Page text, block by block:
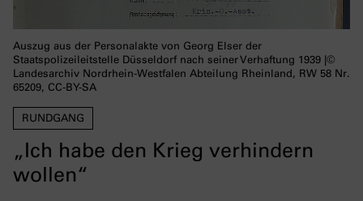
RUNDGANG
„Ich habe den Krieg verhindern
wollen“
Auszug aus der Personalakte von Georg Elser der
Staatspolizeileitstelle Düsseldorf nach seiner Verhaftung 1939 |©
Landesarchiv Nordrhein-Westfalen Abteilung Rheinland, RW 58 Nr.
65209, CC-BY-SA